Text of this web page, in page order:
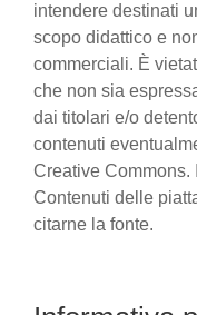
intendere destinati
scopo didattico e
commerciali. È
che non sia
dai titolari e/o
contenuti
Creative Commons.
Contenuti delle
citarne la fonte.